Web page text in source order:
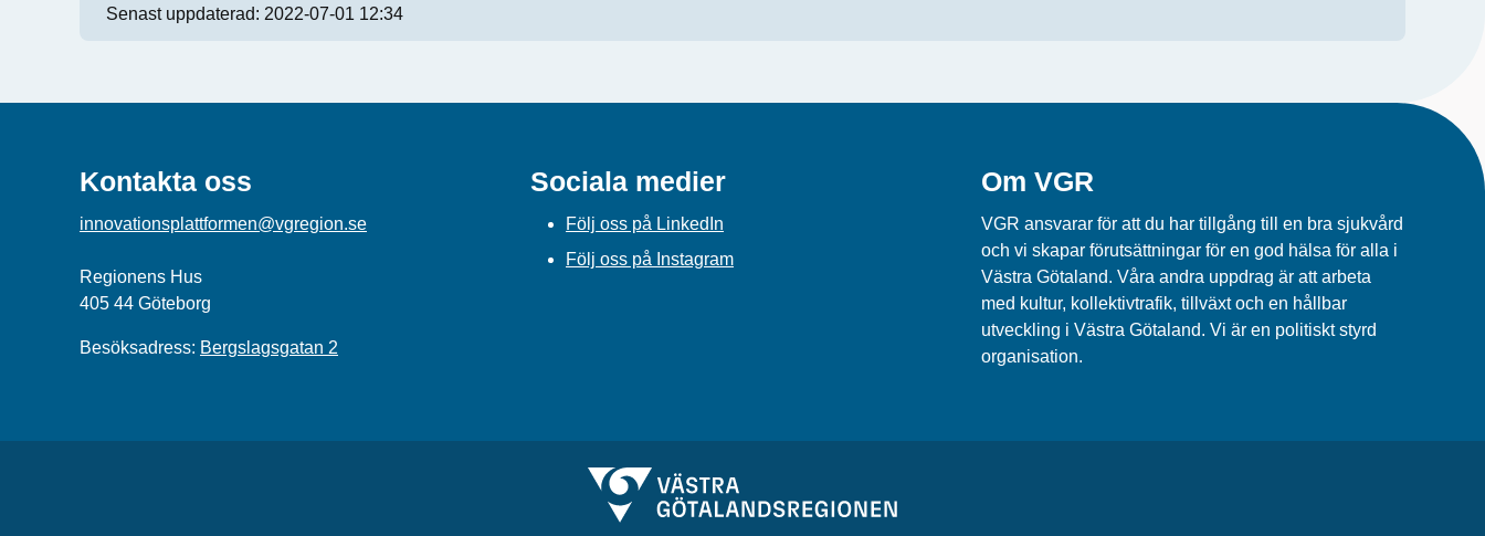
Senast uppdaterad: 2022-07-01 12:34
Kontakta oss
innovationsplattformen@vgregion.se
Regionens Hus
405 44 Göteborg
Besöksadress: Bergslagsgatan 2
Sociala medier
Följ oss på LinkedIn
Följ oss på Instagram
Om VGR
VGR ansvarar för att du har tillgång till en bra sjukvård
och vi skapar förutsättningar för en god hälsa för alla i
Västra Götaland. Våra andra uppdrag är att arbeta
med kultur, kollektivtrafik, tillväxt och en hållbar
utveckling i Västra Götaland. Vi är en politiskt styrd
organisation.